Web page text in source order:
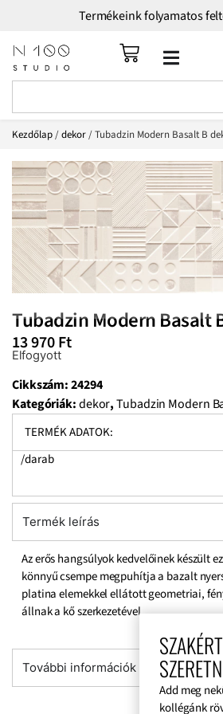
Termékeink folyamatos
Kezdőlap/dekor/ Tubadzin Modern Basalt B
Tubadzin Modern Basalt
13 970Ft
Elfogyott
Cikkszám:24294
Kategóriák:dekor,Tubadzin Modern
TERMÉK ADATOK:
/darab
Termék leírás
Az erős hangsúlyok kedvelőinek készült
könnyű csempe megpuhítja a bazalt
platina elemekkel ellátott geometriai,
állnak a kő szerkezetével.
További információk
Add meg
kollégánk